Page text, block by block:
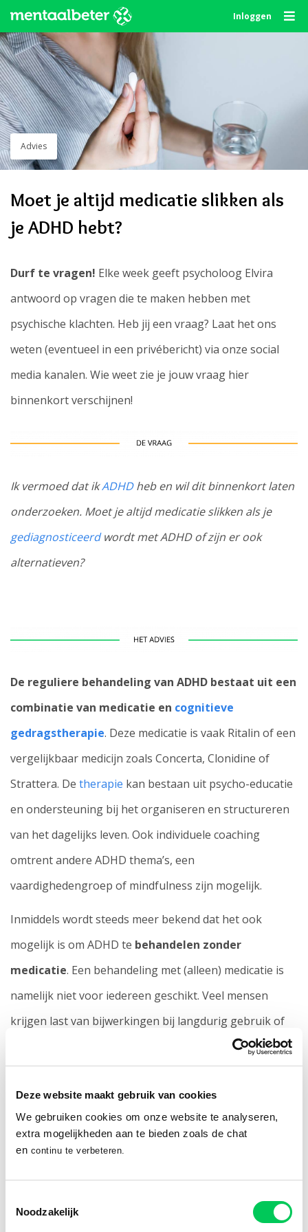
Deze website maakt gebruik van cookies
We gebruiken cookies om onze website te analyseren,
extra mogelijkheden aan te bieden zoals de chat
en continu te verbeteren.
Noodzakelijk
content
Inloggen
Advies
Moet je altijd medicatie slikken als
je ADHD hebt?
Durf te vragen! Elke week geeft psycholoog Elvira
antwoord op vragen die te maken hebben met
psychische klachten. Heb jij een vraag? Laat het ons
weten (eventueel in een privébericht) via onze social
media kanalen. Wie weet zie je jouw vraag hier
binnenkort verschijnen!
Ik vermoed dat ikADHDheb en wil dit binnenkort laten
onderzoeken. Moet je altijd medicatie slikken als je
gediagnosticeerdwordt met ADHD of zijn er ook
alternatieven?
De reguliere behandeling van ADHD bestaat uit een
combinatie van medicatie en cognitieve
gedragstherapie. Deze medicatie is vaak Ritalin of een
vergelijkbaar medicijn zoals Concerta, Clonidine of
Strattera. De therapie kan bestaan uit psycho-educatie
en ondersteuning bij het organiseren en structureren
van het dagelijks leven. Ook individuele coaching
omtrent andere ADHD thema’s, een
vaardighedengroep of mindfulness zijn mogelijk.
Inmiddels wordt steeds meer bekend dat het ook
mogelijk is om ADHD te behandelen zonder
medicatie. Een behandeling met (alleen) medicatie is
namelijk niet voor iedereen geschikt. Veel mensen
krijgen last van bijwerkingen bij langdurig gebruik of
ervaren klachten als de medicatie uitgewerkt raakt. Ook
van medicatie.